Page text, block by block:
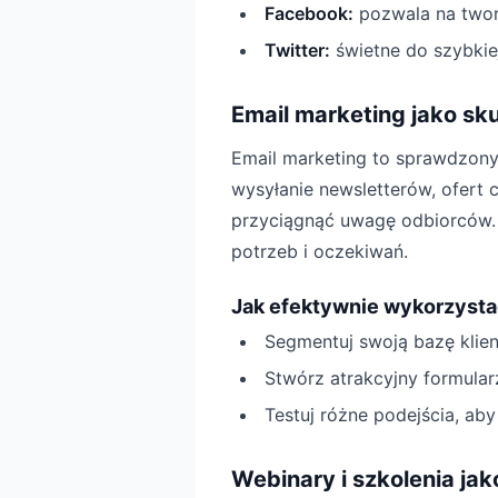
Facebook: pozwala na
Twitter: świetne do
Email marketing jako
Email marketing to
wysyłanie newsletterów, ofert
przyciągnąć uwagę
potrzeb i oczekiwań.
Jak efektywnie
Segmentuj swoją bazę
Stwórz atrakcyjny
Testuj różne podejścia,
Webinary i szkolenia